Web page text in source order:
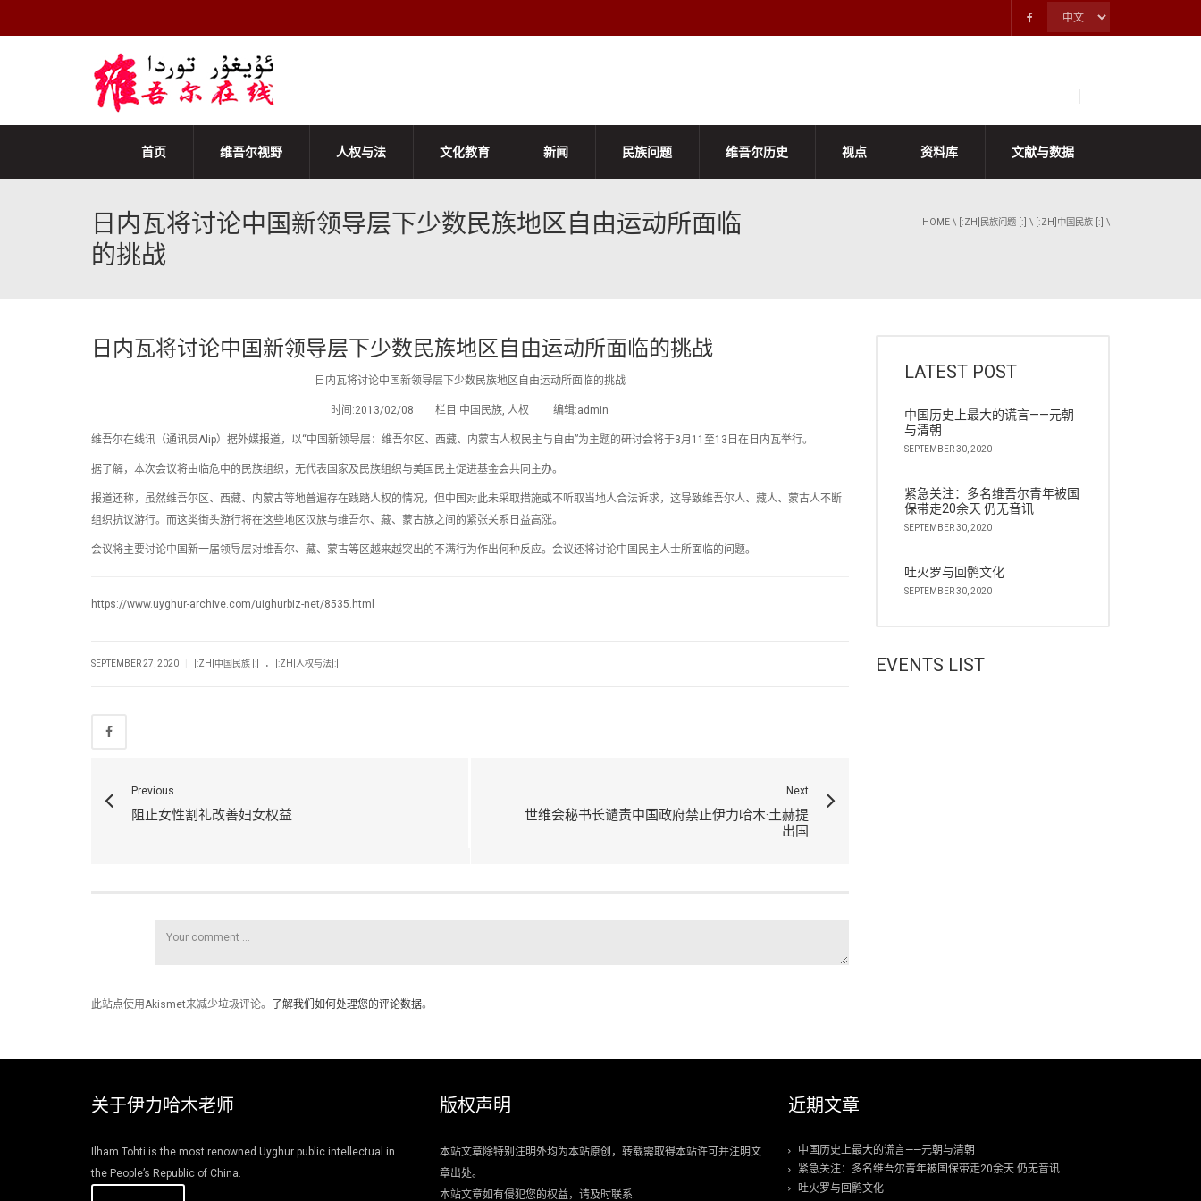
首页 维吾尔视野 人权与法 文化教育 新闻 民族问题 维吾尔历史 视点 资料库 文献与数据
日内瓦将讨论中国新领导层下少数民族地区自由运动所面临
的挑战
HOME \ [:ZH]民族问题 [:] \ [:ZH]中国民族 [:] \
日内瓦将讨论中国新领导层下少数民族地区自由运动所面临的挑战
日内瓦将讨论中国新领导层下少数民族地区自由运动所面临的挑战
时间:2013/02/08 栏目:中国民族, 人权 编辑:admin
维吾尔在线讯（通讯员Alip）据外媒报道，以“中国新领导层：维吾尔区、西藏、内蒙古人权民主与自由”为主题的研讨会将于3月11至13日在日内瓦举行。
据了解，本次会议将由临危中的民族组织，无代表国家及民族组织与美国民主促进基金会共同主办。
报道还称，虽然维吾尔区、西藏、内蒙古等地普遍存在践踏人权的情况，但中国对此未采取措施或不听取当地人合法诉求，这导致维吾尔人、藏人、蒙古人不断
组织抗议游行。而这类街头游行将在这些地区汉族与维吾尔、藏、蒙古族之间的紧张关系日益高涨。
会议将主要讨论中国新一届领导层对维吾尔、藏、蒙古等区越来越突出的不满行为作出何种反应。会议还将讨论中国民主人士所面临的问题。
https://www.uyghur-archive.com/uighurbiz-net/8535.html
SEPTEMBER 27, 2020 [:ZH]中国民族 [:] . [:ZH]人权与法[:]
Previous
阻止女性割礼改善妇女权益
Next
世维会秘书长谴责中国政府禁止伊力哈木·土赫提
出国
此站点使用Akismet来减少垃圾评论。 了解我们如何处理您的评论数据。
LATEST POST
中国历史上最大的谎言——元朝
与清朝
SEPTEMBER 30, 2020
紧急关注：多名维吾尔青年被国
保带走20余天 仍无音讯
SEPTEMBER 30, 2020
吐火罗与回鹘文化
SEPTEMBER 30, 2020
EVENTS LIST
关于伊力哈木老师
Ilham Tohti is the most renowned Uyghur public intellectual in
the People’s Republic of China.
版权声明
本站文章除特别注明外均为本站原创，转载需取得本站许可并注明文
章出处。
本站文章如有侵犯您的权益，请及时联系.
近期文章
中国历史上最大的谎言——元朝与清朝
紧急关注：多名维吾尔青年被国保带走20余天 仍无音讯
吐火罗与回鹘文化